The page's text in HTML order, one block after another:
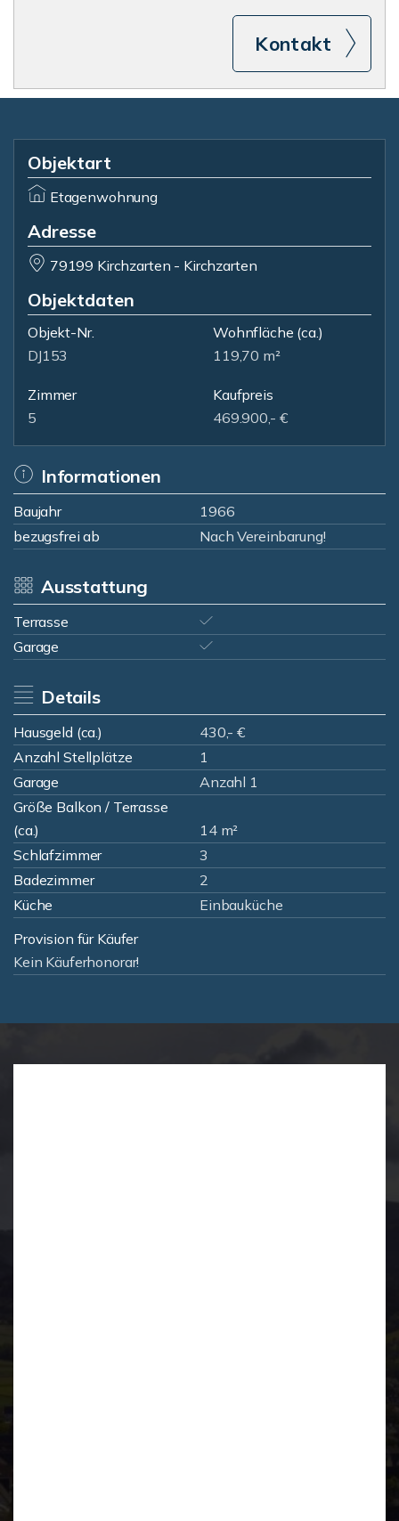
Kontakt
Objektart
Etagenwohnung
Adresse
79199 Kirchzarten - Kirchzarten
Objektdaten
Objekt-Nr.
DJ153
Wohnfläche (ca.)
119,70 m²
Zimmer
5
Kaufpreis
469.900,- €
Informationen
Baujahr
1966
bezugsfrei ab
Nach Vereinbarung!
Ausstattung
Terrasse
Garage
Details
Hausgeld (ca.)
430,- €
Anzahl Stellplätze
1
Garage
Anzahl 1
Größe Balkon / Terrasse
(ca.)
14 m²
Schlafzimmer
3
Badezimmer
2
Küche
Einbauküche
Provision für Käufer
Kein Käuferhonorar!